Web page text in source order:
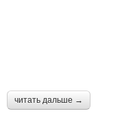
читать дальше →